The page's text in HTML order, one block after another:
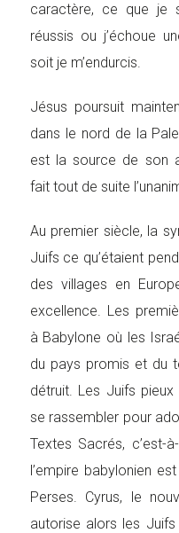
caractère, ce que je
réussis ou j’échoue
soit je m’endurcis.
Jésus poursuit
dans le nord de la
est la source de son
fait tout de suite
Au premier siècle, la
Juifs ce qu’étaient
des villages en
excellence. Les
à Babylone où les
du pays promis et du
détruit. Les Juifs
se rassembler pour
Textes Sacrés, c’est-
l’empire babylonien
Perses. Cyrus, le
autorise alors les